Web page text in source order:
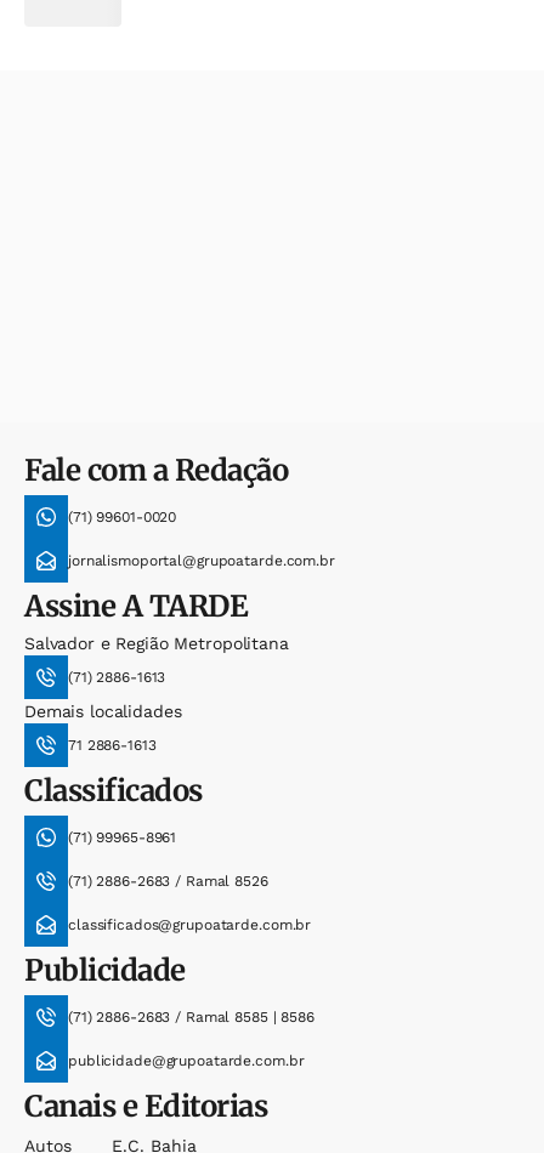
Fale com a Redação
(71) 99601-0020
jornalismoportal@grupoatarde.com.br
AssineA TARDE
Salvador e Região Metropolitana
(71) 2886-1613
Demais localidades
71 2886-1613
Classificados
(71) 99965-8961
(71) 2886-2683 / Ramal 8526
classificados@grupoatarde.com.br
Publicidade
(71) 2886-2683 / Ramal 8585 | 8586
publicidade@grupoatarde.com.br
Canais e Editorias
Autos
E.c. Bahia